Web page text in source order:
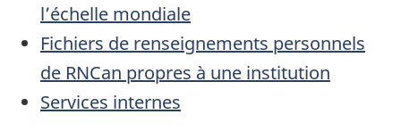
l’échelle mondiale
Fichiers de renseignements personnels
de RNCan propres à une institution
Services internes